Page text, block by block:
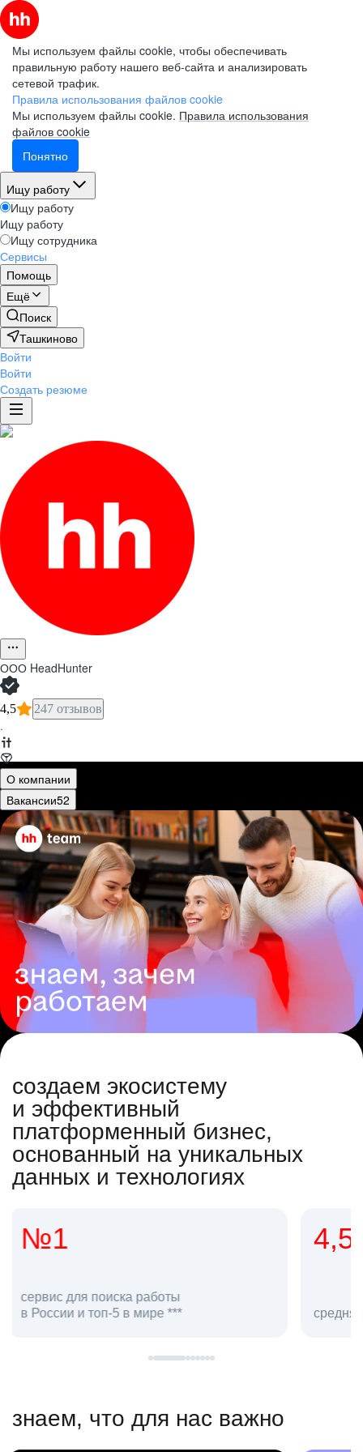
Мы используем файлы cookie, чтобы обеспечивать
правильную работу нашего веб-сайта и анализировать
сетевой трафик.
Правила использования файлов cookie
Мы используем файлы cookie. Правила использования
файлов cookie
Понятно
Ищу работу
Ищу работу
Ищу работу
Ищу сотрудника
Сервисы
Помощь
Ещё
Поиск
Ташкиново
Войти
Войти
Создать резюме
ООО HeadHunter
4,5 247 отзывов
·
О компании
Вакансии52
создаем экосистему
и эффективный
платформенный бизнес,
основанный на уникальных
данных и технологиях
4,5
средняя оценка hh.ru как работодателя **
в hh.ru
знаем, что для нас важно